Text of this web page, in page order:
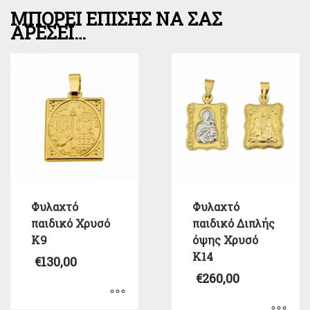
ΜΠΟΡΕΊ ΕΠΊΣΗΣ ΝΑ ΣΑΣ
ΑΡΈΣΕΙ…
Φυλαχτό
παιδικό Χρυσό
K9
€130,00
Φυλαχτό
παιδικό Διπλής
όψης Χρυσό
K14
€260,00